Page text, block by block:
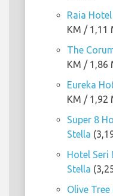
Raia
KM / 1,11
The
KM / 1,86
Eureka
KM / 1,92
Super 8
Stella
Hotel Seri
Stella
Olive